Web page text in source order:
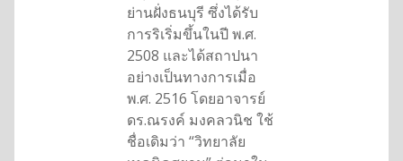
ย่านฝั่งธนบุรี ซึ่งได้รับ
การริเริ่มขึ้นในปี พ.ศ.
2508 และได้สถาปนา
อย่างเป็นทางการเมื่อ
พ.ศ. 2516 โดยอาจารย์
ดร.ณรงค์ มงคลวนิช ใช้
ชื่อเดิมว่า “วิทยาลัย